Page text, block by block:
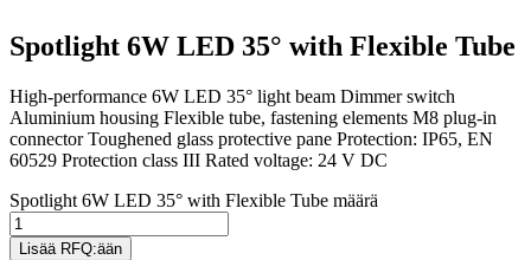
Spotlight 6W LED 35° with Flexible Tube
High-performance 6W LED 35° light beam Dimmer switch
Aluminium housing Flexible tube, fastening elements M8 plug-in
connector Toughened glass protective pane Protection: IP65, EN
60529 Protection class III Rated voltage: 24 V DC
Spotlight 6W LED 35° with Flexible Tube määrä
Lisää RFQ:ään